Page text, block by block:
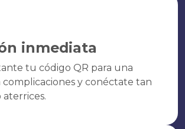
inmediata
tu código QR para una
complicaciones y conéctate tan